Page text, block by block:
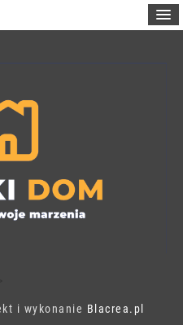
i wykonanie Blacrea.pl